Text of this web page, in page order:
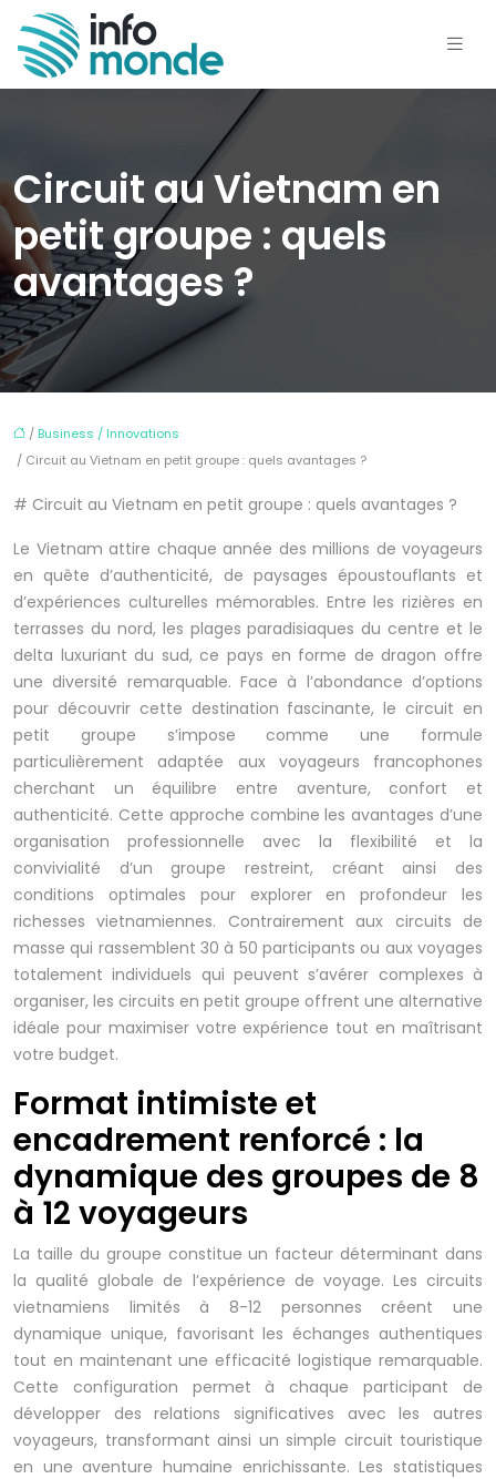
Circuit au Vietnam en
petit groupe : quels
avantages ?
/ Business / Innovations
/ Circuit au Vietnam en petit groupe : quels avantages ?
# Circuit au Vietnam en petit groupe : quels avantages ?
Le Vietnam attire chaque année des millions de voyageurs
en quête d’authenticité, de paysages époustouflants et
d’expériences culturelles mémorables. Entre les rizières en
terrasses du nord, les plages paradisiaques du centre et le
delta luxuriant du sud, ce pays en forme de dragon offre
une diversité remarquable. Face à l’abondance d’options
pour découvrir cette destination fascinante, le circuit en
petit groupe s’impose comme une formule
particulièrement adaptée aux voyageurs francophones
cherchant un équilibre entre aventure, confort et
authenticité. Cette approche combine les avantages d’une
organisation professionnelle avec la flexibilité et la
convivialité d’un groupe restreint, créant ainsi des
conditions optimales pour explorer en profondeur les
richesses vietnamiennes. Contrairement aux circuits de
masse qui rassemblent 30 à 50 participants ou aux voyages
totalement individuels qui peuvent s’avérer complexes à
organiser, les circuits en petit groupe offrent une alternative
idéale pour maximiser votre expérience tout en maîtrisant
votre budget.
Format intimiste et
encadrement renforcé : la
dynamique des groupes de 8
à 12 voyageurs
La taille du groupe constitue un facteur déterminant dans
la qualité globale de l’expérience de voyage. Les circuits
vietnamiens limités à 8-12 personnes créent une
dynamique unique, favorisant les échanges authentiques
tout en maintenant une efficacité logistique remarquable.
Cette configuration permet à chaque participant de
développer des relations significatives avec les autres
voyageurs, transformant ainsi un simple circuit touristique
en une aventure humaine enrichissante. Les statistiques